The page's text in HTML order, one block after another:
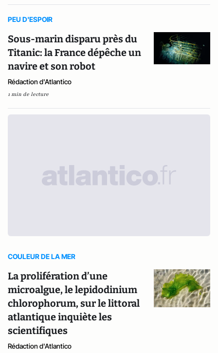
PEU D'ESPOIR
Sous-marin disparu près du
Titanic: la France dépêche un
navire et son robot
Rédaction d'Atlantico
1 min de lecture
COULEUR DE LA MER
La prolifération d’une
microalgue, le lepidodinium
chlorophorum, sur le littoral
atlantique inquiète les
scientifiques
Rédaction d'Atlantico